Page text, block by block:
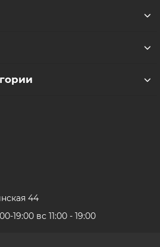
44
19:00 вс 11:00 - 19:00